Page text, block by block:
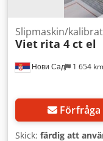
Нови Сад 1 654 km
Slipmaskin/
Viet rita 4 ct el
Förfråga
Skick: färdig att